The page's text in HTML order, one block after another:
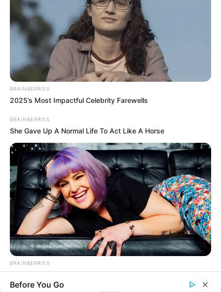
BRAINBERRIES
2025’s Most Impactful Celebrity Farewells
BRAINBERRIES
She Gave Up A Normal Life To Act Like A Horse
BRAINBERRIES
See The Incredible Physical Transformations Of These Stars
Before You Go